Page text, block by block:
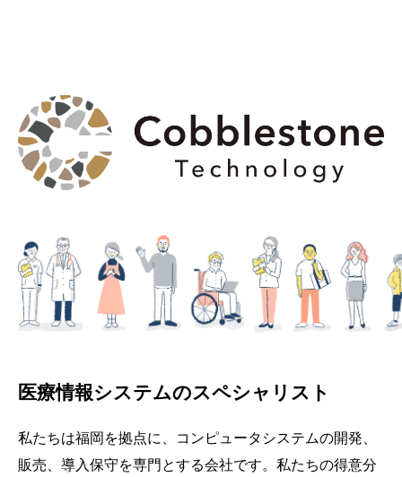
医療情報システムのスペシャリスト
私たちは福岡を拠点に、コンピュータシステムの開発、
販売、導入保守を専門とする会社です。私たちの得意分